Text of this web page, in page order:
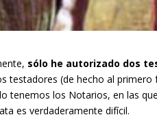
sólo he autorizado dos
testadores (de hecho al
tenemos los Notarios, en las
es verdaderamente difícil.